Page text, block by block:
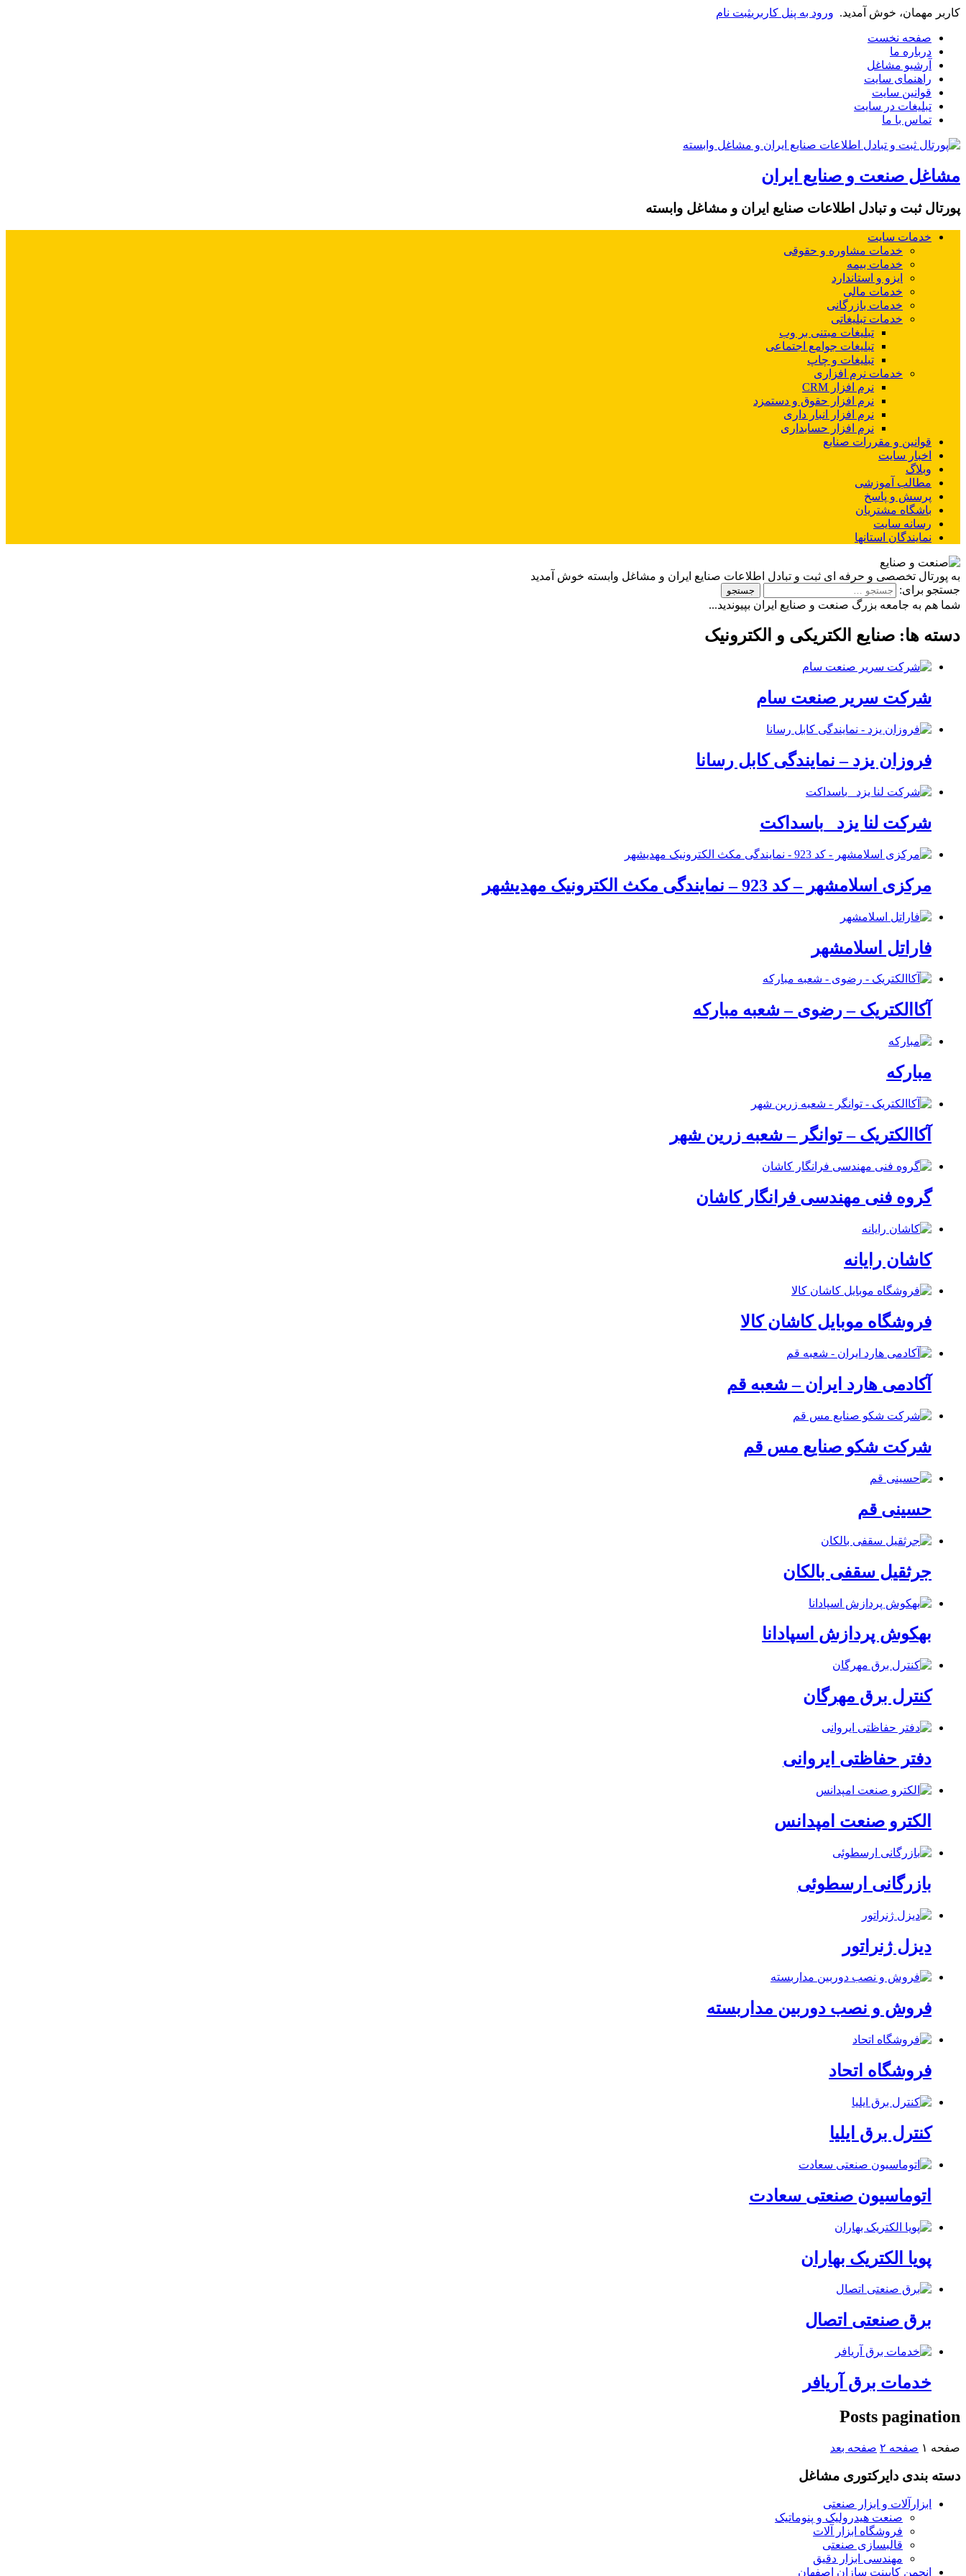
کاربر مهمان، خوش آمدید. ورود به پنل کاربریثبت نام
صفحه نخست
درباره ما
آرشیو مشاغل
راهنمای سایت
قوانین سایت
تبلیغات در سایت
تماس با ما
مشاغل صنعت و صنایع ایران
پورتال ثبت و تبادل اطلاعات صنایع ایران و مشاغل وابسته
خدمات سایت
خدمات مشاوره و حقوقی
خدمات بیمه
ایزو و استاندارد
خدمات مالی
خدمات بازرگانی
خدمات تبلیغاتی
تبلیغات مبتنی بر وب
تبلیغات جوامع اجتماعی
تبلیغات و چاپ
خدمات نرم افزاری
نرم افزار CRM
نرم افزار حقوق و دستمزد
نرم افزار انبار داری
نرم افزار حسابداری
قوانین و مقررات صنایع
اخبار سایت
وبلاگ
مطالب آموزشی
پرسش و پاسخ
باشگاه مشتریان
رسانه سایت
نمایندگان استانها
به پورتال تخصصی و حرفه ای ثبت و تبادل اطلاعات صنایع ایران و مشاغل وابسته خوش آمدید
جستجو برای:
شما هم به جامعه بزرگ صنعت و صنایع ایران بپیوندید...
دسته ها: صنایع الکتریکی و الکترونیک
شرکت سریر صنعت سام
فروزان یزد – نمایندگی کابل رسانا
شرکت لنا یزد _باسداکت
مرکزی اسلامشهر – کد 923 – نمایندگی مکث الکترونیک مهدیشهر
فاراتل اسلامشهر
آکاالکتریک – رضوی – شعبه مبارکه
مبارکه
آکاالکتریک – توانگر – شعبه زرین شهر
گروه فنی مهندسی فرانگار کاشان
کاشان رایانه
فروشگاه موبایل کاشان کالا
آکادمی هارد ایران – شعبه قم
شرکت شکو صنایع مس قم
حسینی قم
جرثقیل سقفی بالکان
بهکوش پردازش اسپادانا
کنترل برق مهرگان
دفتر حفاظتی ایروانی
الکترو صنعت امپدانس
بازرگانی ارسطوئی
دیزل ژنراتور
فروش و نصب دوربین مداربسته
فروشگاه اتحاد
کنترل برق ایلیا
اتوماسیون صنعتی سعادت
پویا الکتریک بهاران
برق صنعتی اتصال
خدمات برق آریافر
Posts pagination
صفحه ۱ صفحه ۲ صفحه بعد
دسته بندی دایرکتوری مشاغل
ابزارآلات و ابزار صنعتی
صنعت هیدرولیک و پنوماتیک
فروشگاه ابزار آلات
قالبسازی صنعتی
مهندسی ابزار دقیق
انجمن کابینت سازان اصفهان